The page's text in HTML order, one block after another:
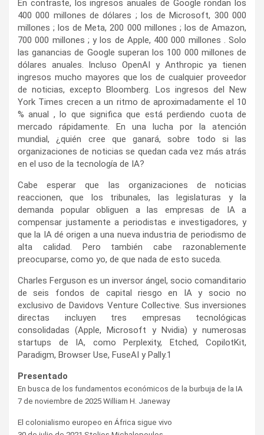
En contraste, los ingresos anuales de Google rondan los
400 000 millones de dólares ; los de Microsoft, 300 000
millones ; los de Meta, 200 000 millones ; los de Amazon,
700 000 millones ; y los de Apple, 400 000 millones . Solo
las ganancias de Google superan los 100 000 millones de
dólares anuales. Incluso OpenAI y Anthropic ya tienen
ingresos mucho mayores que los de cualquier proveedor
de noticias, excepto Bloomberg. Los ingresos del New
York Times crecen a un ritmo de aproximadamente el 10
% anual , lo que significa que está perdiendo cuota de
mercado rápidamente. En una lucha por la atención
mundial, ¿quién cree que ganará, sobre todo si las
organizaciones de noticias se quedan cada vez más atrás
en el uso de la tecnología de IA?
Cabe esperar que las organizaciones de noticias
reaccionen, que los tribunales, las legislaturas y la
demanda popular obliguen a las empresas de IA a
compensar justamente a periodistas e investigadores, y
que la IA dé origen a una nueva industria de periodismo de
alta calidad. Pero también cabe razonablemente
preocuparse, como yo, de que nada de esto suceda.
Charles Ferguson es un inversor ángel, socio comanditario
de seis fondos de capital riesgo en IA y socio no
exclusivo de Davidovs Venture Collective. Sus inversiones
directas incluyen tres empresas tecnológicas
consolidadas (Apple, Microsoft y Nvidia) y numerosas
startups de IA, como Perplexity, Etched, CopilotKit,
Paradigm, Browser Use, FuseAI y Pally.1
Presentado
En busca de los fundamentos económicos de la burbuja de la IA
7 de noviembre de 2025 William H. Janeway
El colonialismo europeo en África sigue vivo